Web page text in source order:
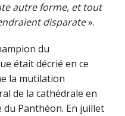
autre forme, et tout
disparate».
du
était décrié en ce
la mutilation
de la cathédrale en
du Panthéon. En juillet